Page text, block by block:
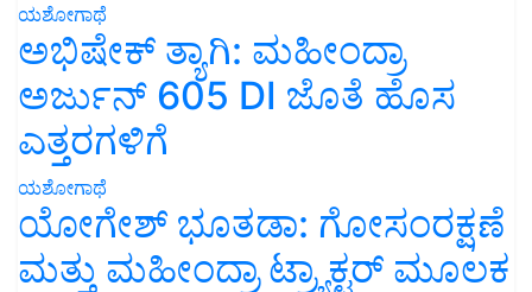
ಯಶೋಗಾಥೆ
ಅಭಿಷೇಕ್ ತ್ಯಾಗಿ: ಮಹೀಂದ್ರಾ
ಅರ್ಜುನ್ 605 DI ಜೊತೆ ಹೊಸ
ಎತ್ತರಗಳಿಗೆ
ಯಶೋಗಾಥೆ
ಯೋಗೇಶ್ ಭೂತಡಾ: ಗೋಸಂರಕ್ಷಣೆ
ಮತ್ತು ಮಹೀಂದ್ರಾ ಟ್ರ್ಯಾಕ್ಟರ್ ಮೂಲಕ